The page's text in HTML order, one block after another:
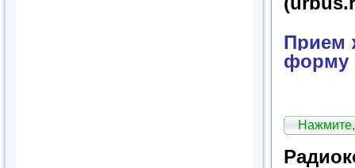
Прием
форму